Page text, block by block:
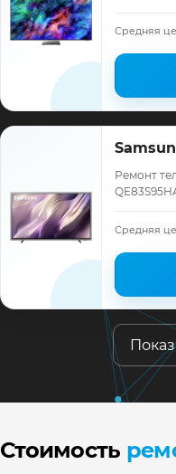
Samsung,
Средняя
Ремонт
Samsung,
гарантия
Средняя
Стоимость